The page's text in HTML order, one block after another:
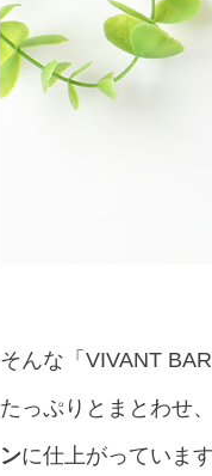
そんな「VIVANT
たっぷりとまとわせ
ンに仕上がっています